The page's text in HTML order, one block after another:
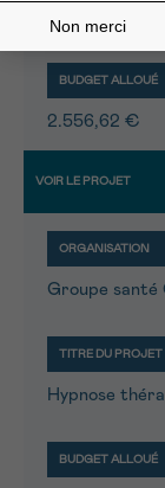
2.556,62 €
Groupe santé
Hypnose